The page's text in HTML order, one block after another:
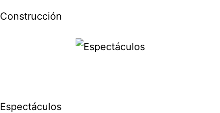
Construcción
Espectáculos